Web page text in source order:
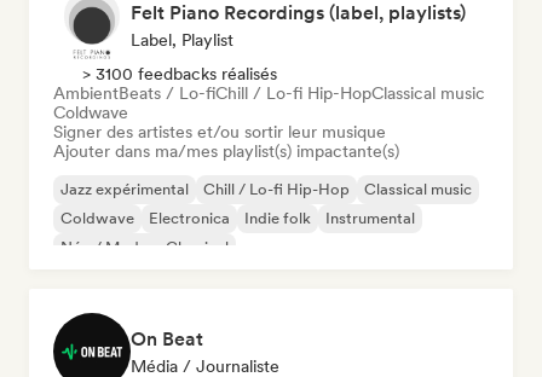
Felt Piano Recordings (label, playlists)
Label, Playlist
> 3100 feedbacks réalisés
AmbientBeats / Lo-fiChill / Lo-fi Hip-HopClassical music
Coldwave
Signer des artistes et/ou sortir leur musique
Ajouter dans ma/mes playlist(s) impactante(s)
Jazz expérimental Chill / Lo-fi Hip-Hop
Classical music
Coldwave
Electronica Indie folk
Instrumental
Néo / Modern Classical
On Beat
Média / Journaliste